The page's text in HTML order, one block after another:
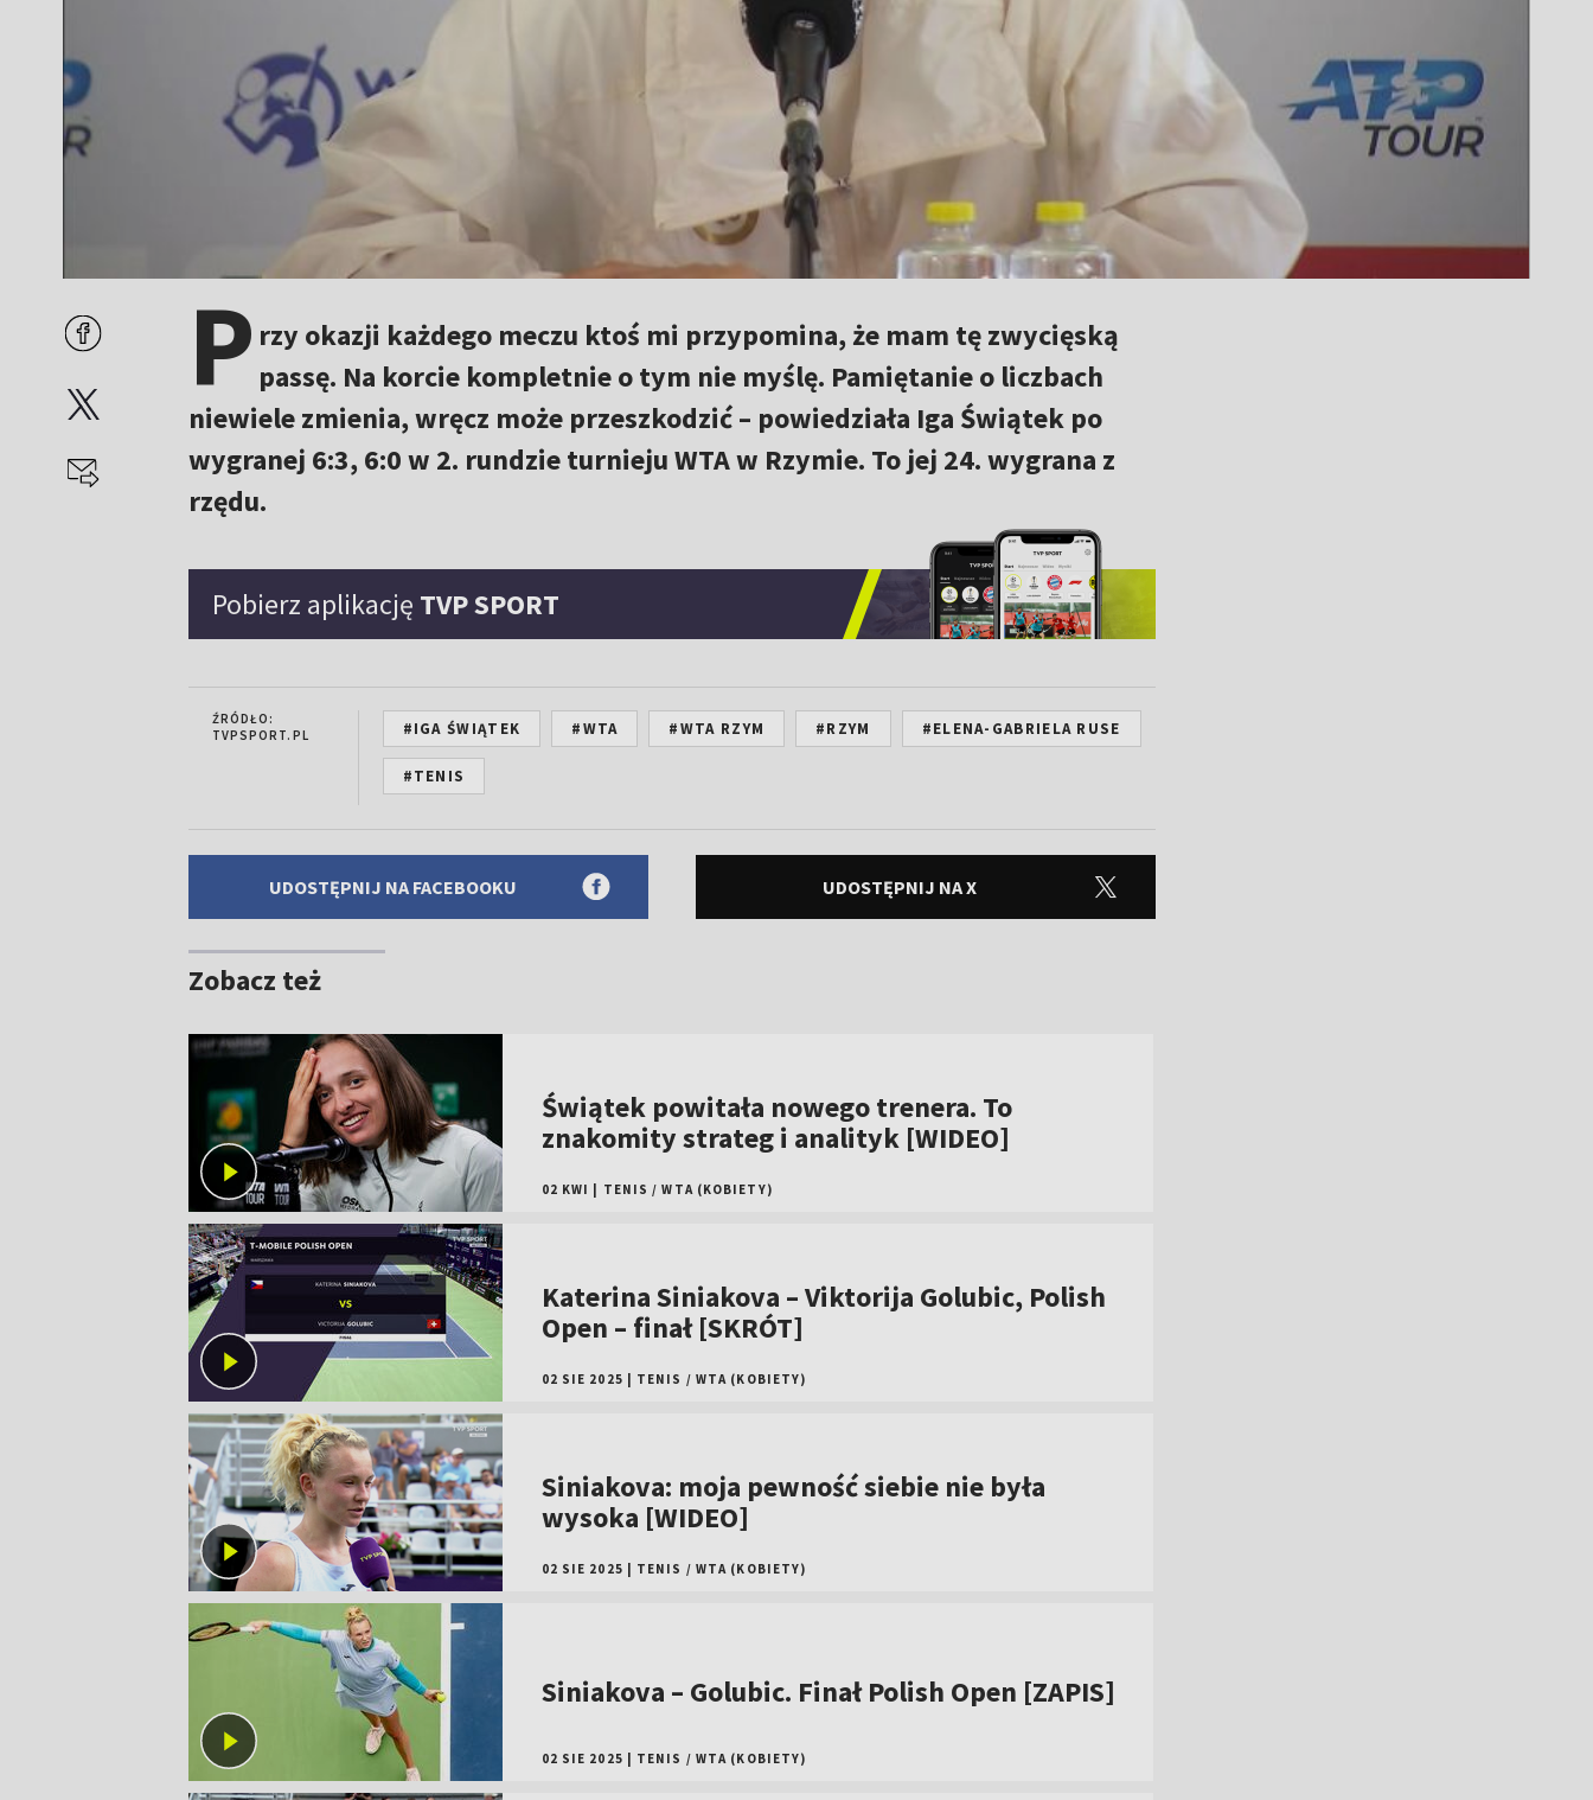
P rzy okazji każdego meczu ktoś mi przypomina, że mam tę zwycięską
passę. Na korcie kompletnie o tym nie myślę. Pamiętanie o liczbach
niewiele zmienia, wręcz może przeszkodzić – powiedziała Iga Świątek po
wygranej 6:3, 6:0 w 2. rundzie turnieju WTA w Rzymie. To jej 24. wygrana z
rzędu.
Pobierz aplikację TVP SPORT
ŹRÓDŁO:
TVPSPORT.PL
#IGA ŚWIĄTEK #WTA #WTA RZYM #RZYM #ELENA-GABRIELA RUSE
#TENIS
UDOSTĘPNIJ NA FACEBOOKU UDOSTĘPNIJ NA X
Zobacz też
Świątek powitała nowego trenera. To
znakomity strateg i analityk [WIDEO]
02 KWI TENIS / WTA (KOBIETY)
Katerina Siniakova – Viktorija Golubic, Polish
Open – finał [SKRÓT]
02 SIE 2025 TENIS / WTA (KOBIETY)
Siniakova: moja pewność siebie nie była
wysoka [WIDEO]
02 SIE 2025 TENIS / WTA (KOBIETY)
Siniakova – Golubic. Finał Polish Open [ZAPIS]
02 SIE 2025 TENIS / WTA (KOBIETY)